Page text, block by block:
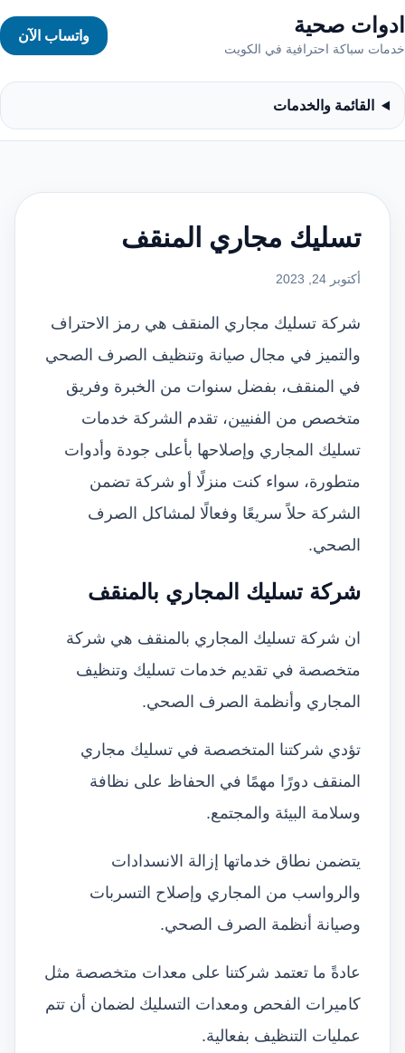
ادوات صحية
خدمات سباكة احترافية في الكويت
واتساب الآن
القائمة والخدمات
تسليك مجاري المنقف
أكتوبر 24, 2023
شركة تسليك مجاري المنقف هي رمز الاحتراف
والتميز في مجال صيانة وتنظيف الصرف الصحي
في المنقف، بفضل سنوات من الخبرة وفريق
متخصص من الفنيين، تقدم الشركة خدمات
تسليك المجاري وإصلاحها بأعلى جودة وأدوات
متطورة، سواء كنت منزلًا أو شركة تضمن
الشركة حلاً سريعًا وفعالًا لمشاكل الصرف
الصحي.
شركة تسليك المجاري بالمنقف
ان شركة تسليك المجاري بالمنقف هي شركة
متخصصة في تقديم خدمات تسليك وتنظيف
المجاري وأنظمة الصرف الصحي.
تؤدي شركتنا المتخصصة في تسليك مجاري
المنقف دورًا مهمًا في الحفاظ على نظافة
وسلامة البيئة والمجتمع.
يتضمن نطاق خدماتها إزالة الانسدادات
والرواسب من المجاري وإصلاح التسربات
وصيانة أنظمة الصرف الصحي.
عادةً ما تعتمد شركتنا على معدات متخصصة مثل
كاميرات الفحص ومعدات التسليك لضمان أن تتم
عمليات التنظيف بفعالية.